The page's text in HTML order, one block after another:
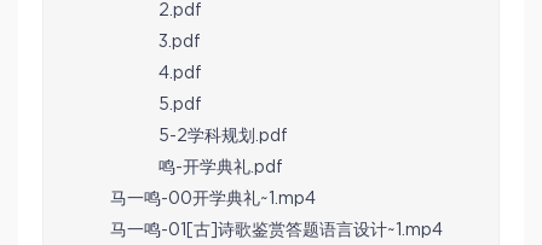
2.pdf
3.pdf
4.pdf
5.pdf
5-2学科规划.pdf
鸣-开学典礼.pdf
马一鸣-00开学典礼~1.mp4
马一鸣-01[古]诗歌鉴赏答题语言设计~1.mp4